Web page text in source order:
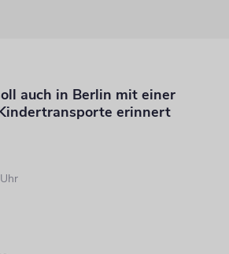
auch in Berlin mit einer
erinnert